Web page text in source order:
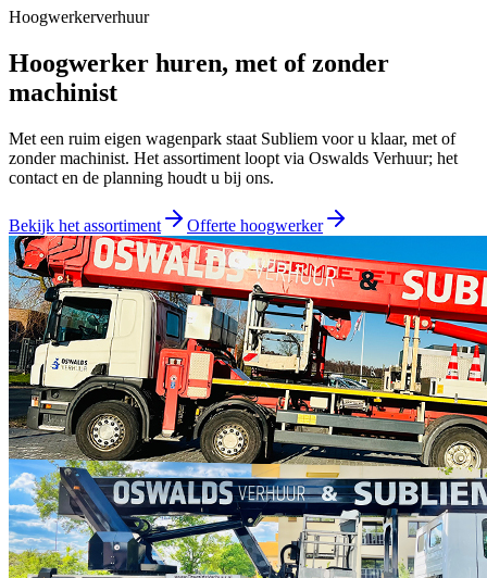
Hoogwerkerverhuur
Hoogwerker huren, met of zonder
machinist
Met een ruim eigen wagenpark staat Subliem voor u klaar, met of
zonder machinist. Het assortiment loopt via Oswalds Verhuur; het
contact en de planning houdt u bij ons.
Bekijk het assortiment Offerte hoogwerker